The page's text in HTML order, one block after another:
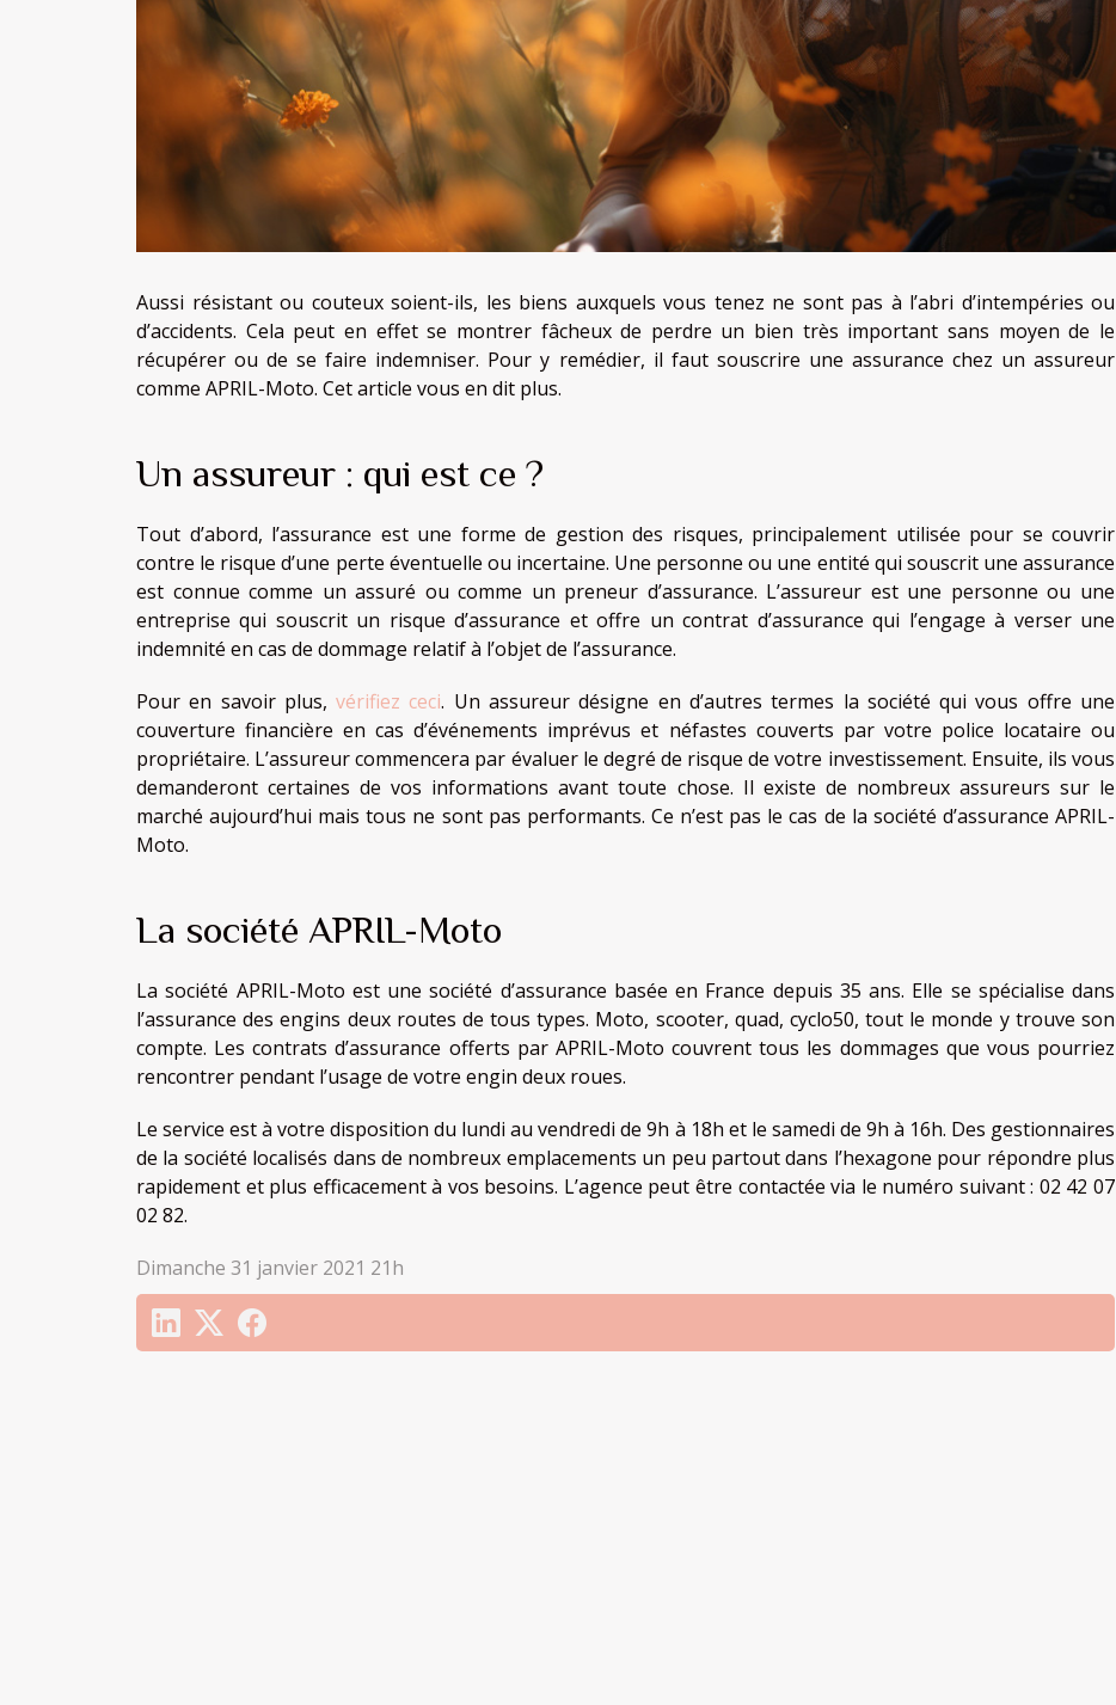
Aussi résistant ou couteux soient-ils, les biens auxquels vous tenez ne sont pas à l’abri d’intempéries ou
d’accidents. Cela peut en effet se montrer fâcheux de perdre un bien très important sans moyen de le
récupérer ou de se faire indemniser. Pour y remédier, il faut souscrire une assurance chez un assureur
comme APRIL-Moto. Cet article vous en dit plus.
Un assureur : qui est ce ?
Tout d’abord, l’assurance est une forme de gestion des risques, principalement utilisée pour se couvrir
contre le risque d’une perte éventuelle ou incertaine. Une personne ou une entité qui souscrit une assurance
est connue comme un assuré ou comme un preneur d’assurance. L’assureur est une personne ou une
entreprise qui souscrit un risque d’assurance et offre un contrat d’assurance qui l’engage à verser une
indemnité en cas de dommage relatif à l’objet de l’assurance.
Pour en savoir plus,vérifiez ceci. Un assureur désigne en d’autres termes la société qui vous offre une
couverture financière en cas d’événements imprévus et néfastes couverts par votre police locataire ou
propriétaire. L’assureur commencera par évaluer le degré de risque de votre investissement. Ensuite, ils vous
demanderont certaines de vos informations avant toute chose. Il existe de nombreux assureurs sur le
marché aujourd’hui mais tous ne sont pas performants. Ce n’est pas le cas de la société d’assurance APRIL-
Moto.
La société APRIL-Moto
La société APRIL-Moto est une société d’assurance basée en France depuis 35 ans. Elle se spécialise dans
l’assurance des engins deux routes de tous types. Moto, scooter, quad, cyclo50, tout le monde y trouve son
compte. Les contrats d’assurance offerts par APRIL-Moto couvrent tous les dommages que vous pourriez
rencontrer pendant l’usage de votre engin deux roues.
Le service est à votre disposition du lundi au vendredi de 9h à 18h et le samedi de 9h à 16h. Des gestionnaires
de la société localisés dans de nombreux emplacements un peu partout dans l’hexagone pour répondre plus
rapidement et plus efficacement à vos besoins. L’agence peut être contactée via le numéro suivant : 02 42 07
02 82.
Dimanche 31 janvier 2021 21h